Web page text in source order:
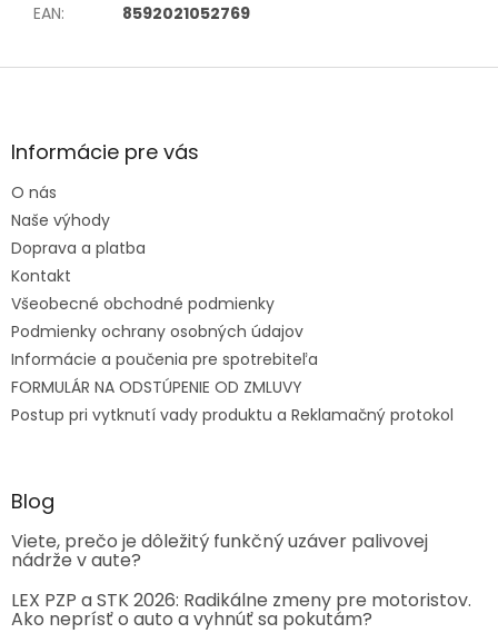
EAN: 8592021052769
Zápätie
Informácie pre vás
O nás
Naše výhody
Doprava a platba
Kontakt
Všeobecné obchodné podmienky
Podmienky ochrany osobných údajov
Informácie a poučenia pre spotrebiteľa
FORMULÁR NA ODSTÚPENIE OD ZMLUVY
Postup pri vytknutí vady produktu a Reklamačný protokol
Blog
Viete, prečo je dôležitý funkčný uzáver palivovej
nádrže v aute?
LEX PZP a STK 2026: Radikálne zmeny pre motoristov.
Ako neprísť o auto a vyhnúť sa pokutám?